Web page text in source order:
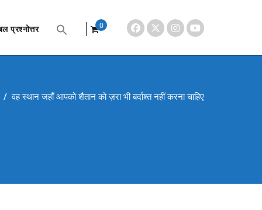
प्रश्नोत्तर
0
/वह स्थान जहाँ आपको शैतान को ज़रा भी बर्दाश्त नहीं करना चाहिए